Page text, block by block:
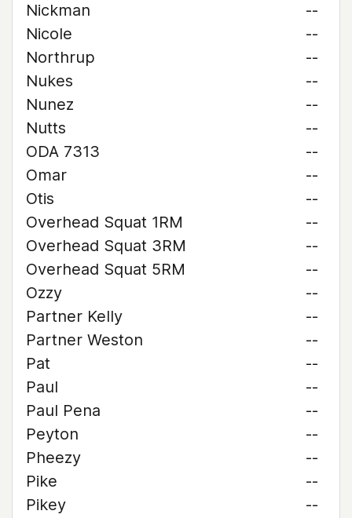
Nickman
--
Nicole
--
Northrup
--
Nukes
--
Nunez
--
Nutts
--
ODA 7313
--
Omar
--
Otis
--
Overhead Squat 1RM
--
Overhead Squat 3RM
--
Overhead Squat 5RM
--
Ozzy
--
Partner Kelly
--
Partner Weston
--
Pat
--
Paul
--
Paul Pena
--
Peyton
--
Pheezy
--
Pike
--
Pikey
--